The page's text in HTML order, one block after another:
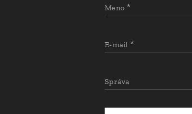
Meno
E-mail
Správa